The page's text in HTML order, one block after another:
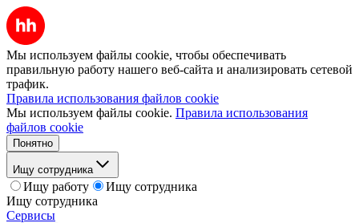
Мы используем файлы cookie, чтобы обеспечивать
правильную работу нашего веб-сайта и анализировать сетевой
трафик.
Правила использования файлов cookie
Мы используем файлы cookie. Правила использования
файлов cookie
Понятно
Ищу сотрудника
Ищу работу
Ищу сотрудника
Ищу сотрудника
Сервисы